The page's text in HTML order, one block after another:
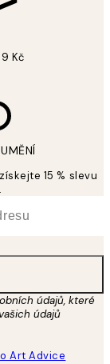
Kč
15 % slevu
údajů, které
údajů
Art Advice